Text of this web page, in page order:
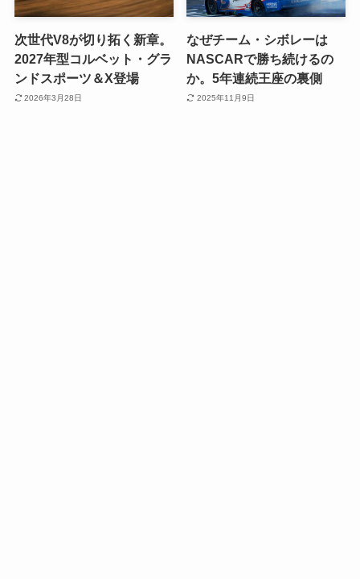
次世代V8が切り拓く新章。
2027年型コルベット・グラ
ンドスポーツ＆X登場
2026年3月28日
なぜチーム・シボレーは
NASCARで勝ち続けるの
か。5年連続王座の裏側
2025年11月9日